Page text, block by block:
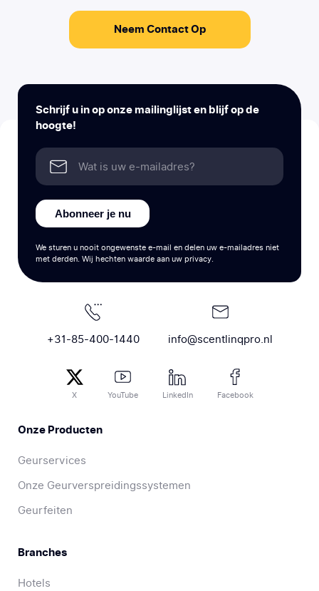
Neem Contact Op
Schrijf u in op onze mailinglijst en blijf op de
hoogte!
Abonneer je nu
We sturen u nooit ongewenste e-mail en delen uw e-mailadres niet
met derden. Wij hechten waarde aan uw privacy.
+31-85-400-1440 info@scentlinqpro.nl
X YouTube LinkedIn Facebook
Onze Producten
Geurservices
Onze Geurverspreidingssystemen
Geurfeiten
Branches
Hotels